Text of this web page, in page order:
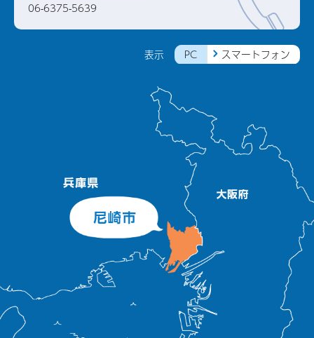
表示 PC スマートフォン
06-6375-5639